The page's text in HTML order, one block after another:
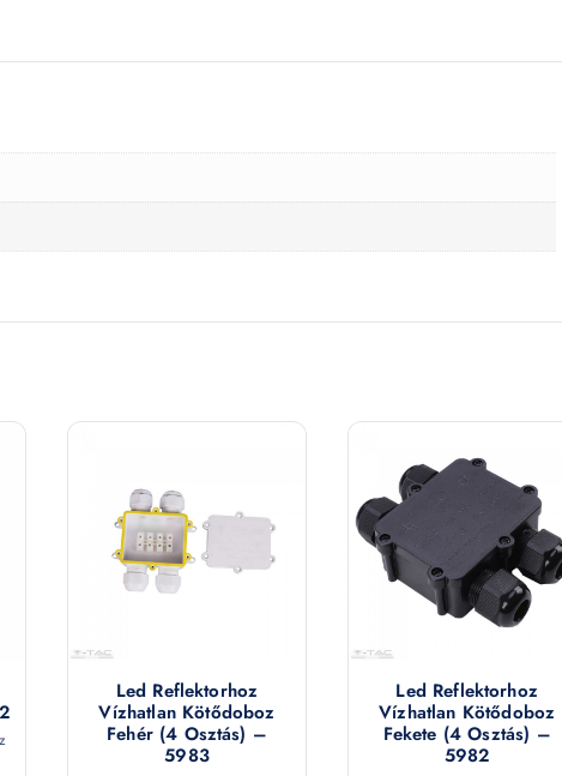
Led Reflektorhoz
Vízhatlan Kötődoboz
Fehér (4 Osztás) –
5983
Led Reflektorhoz
Vízhatlan Kötődoboz
Fekete (4 Osztás) –
5982